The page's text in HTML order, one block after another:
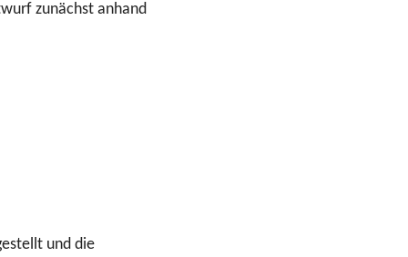
zunächst anhand
und die